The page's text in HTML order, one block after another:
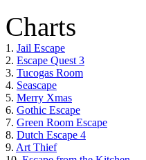
Charts
1. Jail Escape
2. Escape Quest 3
3. Tucogas Room
4. Seascape
5. Merry Xmas
6. Gothic Escape
7. Green Room Escape
8. Dutch Escape 4
9. Art Thief